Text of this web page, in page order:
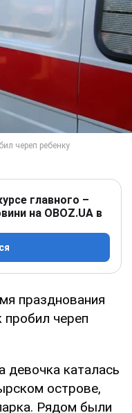
главного –
на OBOZ.UA в
празднования
череп
девочка каталась
острове,
Рядом были